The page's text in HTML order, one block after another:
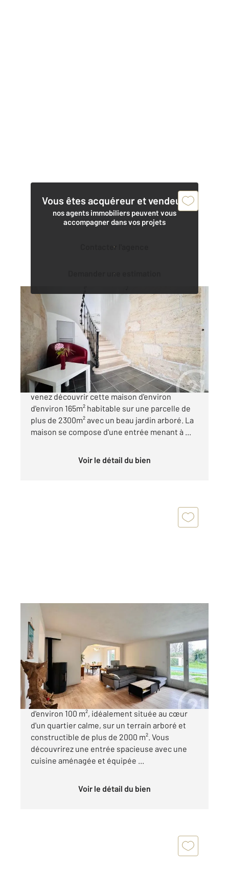
Vous êtes acquéreur et vendeur,
nos agents immobiliers peuvent vous
accompagner dans vos projets
Contacter l'agence
Demander une estimation
ST PAUL 33
165,86 m
, 5 pièces
Ref : 777
Maison à vendre
300 000 €
Sur le secteur de Saint-Paul, non loin de Blaye,
venez découvrir cette maison d'environ
d'environ 165m² habitable sur une parcelle de
plus de 2300m² avec un beau jardin arboré. La
maison se compose d'une entrée menant à ...
Voir le détail du bien
ST ROMAIN LA VIRVEE 33
100 m
Ref : 724
Maison à vendre
285 000 €
À vendre, charmante maison de plain-pied
d'environ 100 m², idéalement située au cœur
d'un quartier calme, sur un terrain arboré et
constructible de plus de 2000 m². Vous
découvrirez une entrée spacieuse avec une
cuisine aménagée et équipée ...
Voir le détail du bien